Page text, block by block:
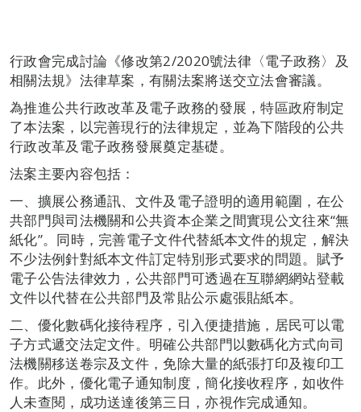
行政會完成討論《修改第2/2020號法律〈電子政務〉及
相關法規》法律草案，有關法案將送交立法會審議。
為推進公共行政改革及電子政務的發展，特區政府制定
了本法案，以完善現行的法律規定，並為下階段的公共
行政改革及電子政務發展奠定基礎。
法案主要內容包括：
一、擴展公務通訊、文件及電子證明的適用範圍，在公
共部門與司法機關和公共資本企業之間實現公文往來“無
紙化”。同時，完善電子文件代替紙本文件的規定，解決
不少法例針對紙本文件訂定特別形式要求的問題。賦予
電子公告法律效力，公共部門可透過在互聯網網站登載
文件以代替在公共部門及常貼公示處張貼紙本。
二、優化數碼化接待程序，引入便捷措施，居民可以電
子方式遞交法定文件。明確公共部門以數碼化方式向司
法機關移送卷宗及文件，免除大量的紙張打印及複印工
作。此外，優化電子通知制度，簡化接收程序，如收件
人未查閱，成功送達後第三日，亦視作完成通知。